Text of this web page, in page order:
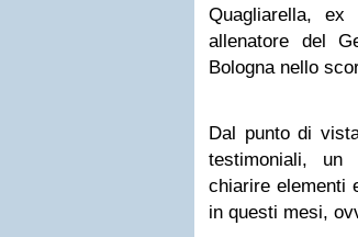
Quagliarella,
allenatore del
Bologna nello
Dal punto di
testimoniali, un
chiarire elementi
in questi mesi,